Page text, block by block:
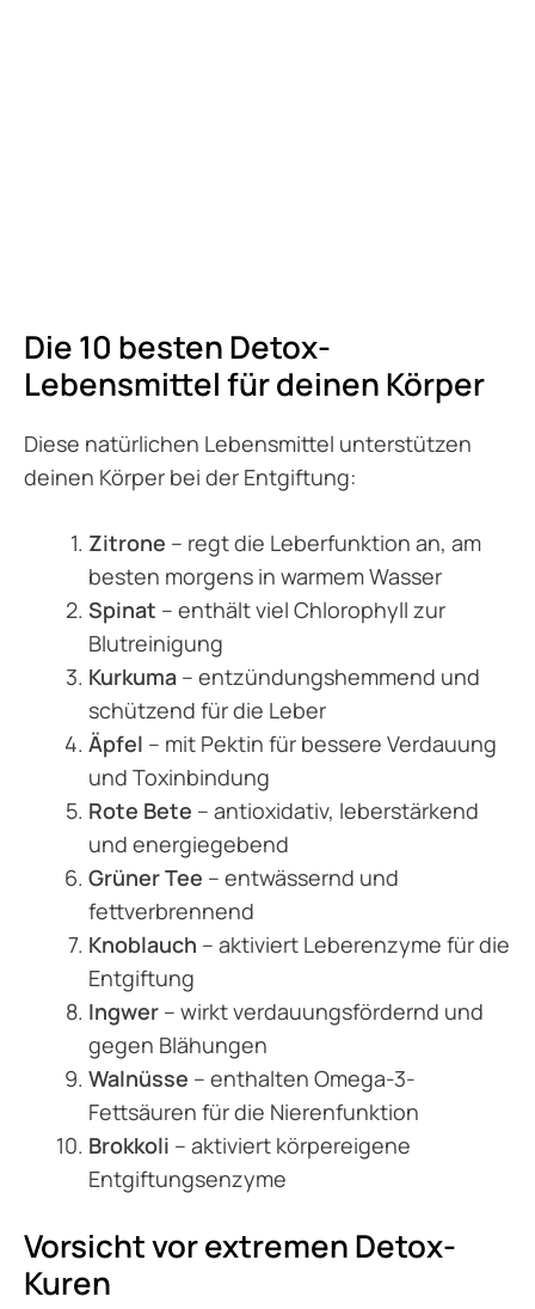
Die 10 besten Detox-
Lebensmittel für deinen Körper
Diese natürlichen Lebensmittel unterstützen
deinen Körper bei der Entgiftung:
Zitrone – regt die Leberfunktion an, am
besten morgens in warmem Wasser
Spinat – enthält viel Chlorophyll zur
Blutreinigung
Kurkuma – entzündungshemmend und
schützend für die Leber
Äpfel – mit Pektin für bessere Verdauung
und Toxinbindung
Rote Bete – antioxidativ, leberstärkend
und energiegebend
Grüner Tee – entwässernd und
fettverbrennend
Knoblauch – aktiviert Leberenzyme für die
Entgiftung
Ingwer – wirkt verdauungsfördernd und
gegen Blähungen
Walnüsse – enthalten Omega-3-
Fettsäuren für die Nierenfunktion
Brokkoli – aktiviert körpereigene
Entgiftungsenzyme
Vorsicht vor extremen Detox-
Kuren